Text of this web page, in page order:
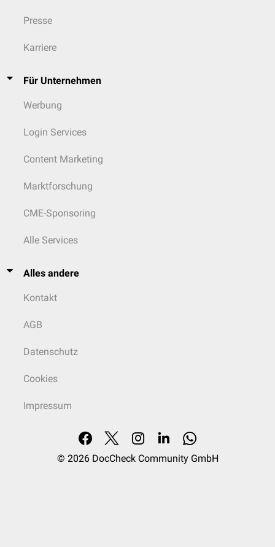
Presse
Karriere
Für Unternehmen
Werbung
Login Services
Content Marketing
Marktforschung
CME-Sponsoring
Alle Services
Alles andere
Kontakt
AGB
Datenschutz
Cookies
Impressum
© 2026 DocCheck Community GmbH